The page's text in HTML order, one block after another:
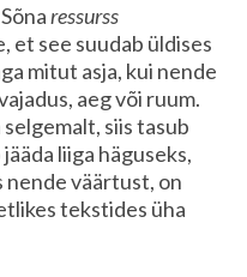
ressurss
et see suudab üldises
mitut asja, kui nende
aeg või ruum.
siis tasub
liiga häguseks,
nende väärtust, on
tekstides üha